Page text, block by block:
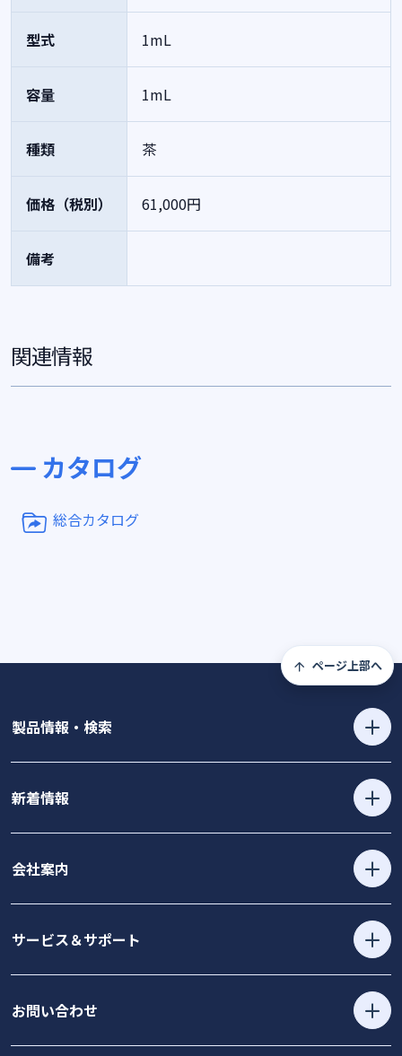
型式 1mL
容量 1mL
種類 茶
価格（税別） 61,000円
備考
関連情報
カタログ
総合カタログ
ページ上部へ
製品情報・検索
新着情報
会社案内
サービス＆サポート
お問い合わせ